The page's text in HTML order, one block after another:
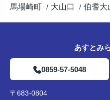
馬場崎町
大山口 伯耆大
あすとみ
0859-57-5048
〒683-0804